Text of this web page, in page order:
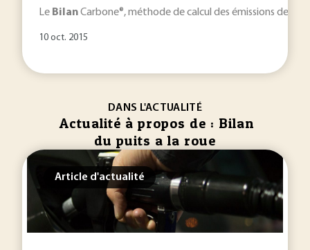
Le BilanCarbone®, méthode de calcul des émissions de
10 oct. 2015
DANS L'ACTUALITÉ
Actualité à propos de : Bilan
du puits a la roue
Article d'actualité